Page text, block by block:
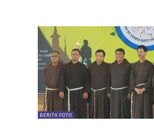
BERITA FOTO